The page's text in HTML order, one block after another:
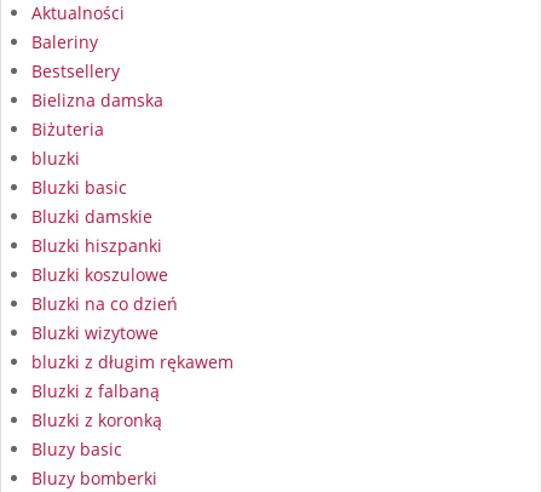
Aktualności
Baleriny
Bestsellery
Bielizna damska
Biżuteria
bluzki
Bluzki basic
Bluzki damskie
Bluzki hiszpanki
Bluzki koszulowe
Bluzki na co dzień
Bluzki wizytowe
bluzki z długim rękawem
Bluzki z falbaną
Bluzki z koronką
Bluzy basic
Bluzy bomberki